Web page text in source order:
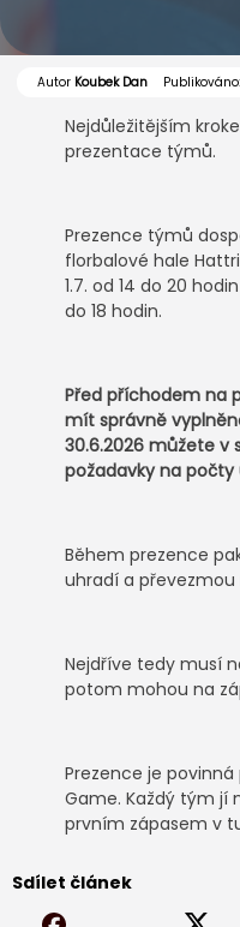
Sdílet článek
Autor Koubek Dan Publikováno:
Nejdůležitějším
prezentace týmů.
Prezence týmů
florbalové hale
1.7. od 14 do 20
do 18 hodin.
Před příchodem na
mít správně
30.6.2026 můžete
požadavky na
Během prezence
uhradí a převezmou
Nejdříve tedy musí
potom mohou na
Prezence je
Game. Každý tým jí
prvním zápasem v